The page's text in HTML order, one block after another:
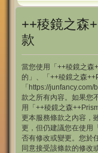
++稜鏡之森
款
當您使用「++稜鏡之森
的」、「++稜鏡之森
「https://
款之所有內容。如果您
用「++稜鏡之森
更本服務條款之內容，
更，但仍建議您在使用
否有修改或變更。您於
同意接受該條款的修改